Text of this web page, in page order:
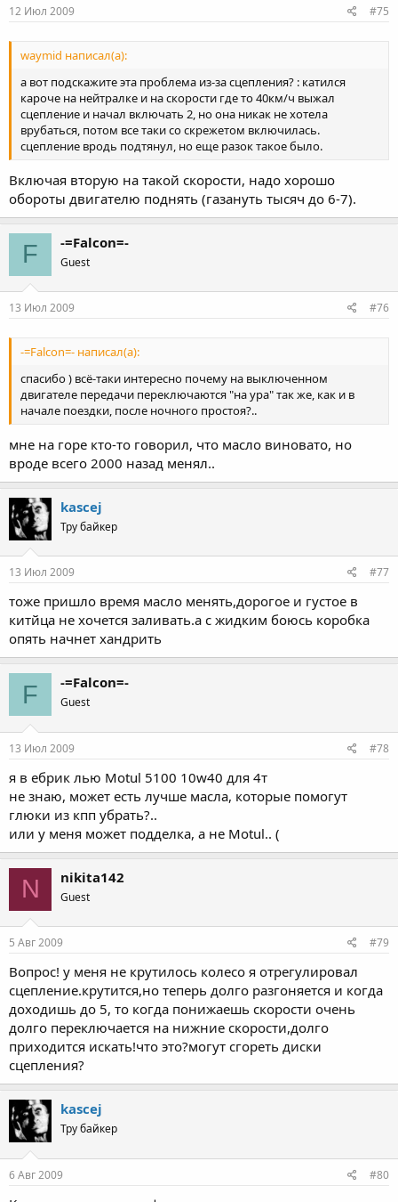
12 Июл 2009 #75
waymid написал(а):
а вот подскажите эта проблема из-за сцепления? : катился
кароче на нейтралке и на скорости где то 40км/ч выжал
сцепление и начал включать 2, но она никак не хотела
врубаться, потом все таки со скрежетом включилась.
сцепление вродь подтянул, но еще разок такое было.
Включая вторую на такой скорости, надо хорошо
обороты двигателю поднять (газануть тысяч до 6-7).
F -=Falcon=-
Guest
13 Июл 2009 #76
-=Falcon=- написал(а):
спасибо ) всё-таки интересно почему на выключенном
двигателе передачи переключаются "на ура" так же, как и в
начале поездки, после ночного простоя?..
мне на горе кто-то говорил, что масло виновато, но
вроде всего 2000 назад менял..
kascej
Тру байкер
13 Июл 2009 #77
тоже пришло время масло менять,дорогое и густое в
китйца не хочется заливать.а с жидким боюсь коробка
опять начнет хандрить
F -=Falcon=-
Guest
13 Июл 2009 #78
я в ебрик лью Motul 5100 10w40 для 4т
не знаю, может есть лучше масла, которые помогут
глюки из кпп убрать?..
или у меня может подделка, а не Motul.. (
N nikita142
Guest
5 Авг 2009 #79
Вопрос! у меня не крутилось колесо я отрегулировал
сцепление.крутится,но теперь долго разгоняется и когда
доходишь до 5, то когда понижаешь скорости очень
долго переключается на нижние скорости,долго
приходится искать!что это?могут сгореть диски
сцепления?
kascej
Тру байкер
6 Авг 2009 #80